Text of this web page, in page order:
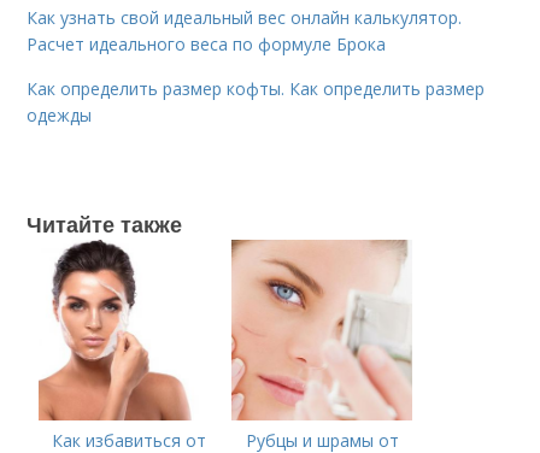
Как узнать свой идеальный вес онлайн калькулятор.
Расчет идеального веса по формуле Брока
Как определить размер кофты. Как определить размер
одежды
Читайте также
Как избавиться от
Рубцы и шрамы от